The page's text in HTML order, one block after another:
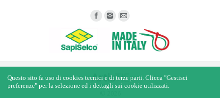
Questo sito fa uso di cookies tecnici e di terze parti. Clicca "Gestisci
preferenze" per la selezione ed i dettagli sui cookie utilizzati.